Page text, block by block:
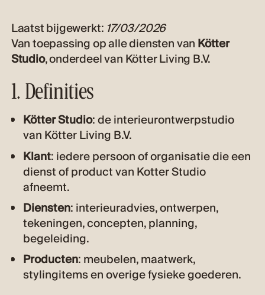
Laatst bijgewerkt: 17/03/2026
Van toepassing op alle diensten vanKötter
Studio, onderdeel van Kötter Living B.V.
1. Definities
Kötter Studio: de interieurontwerpstudio
van Kötter Living B.V.
Klant: iedere persoon of organisatie die een
dienst of product van Kotter Studio
afneemt.
Diensten: interieuradvies, ontwerpen,
tekeningen, concepten, planning,
begeleiding.
Producten: meubelen, maatwerk,
stylingitems en overige fysieke goederen.